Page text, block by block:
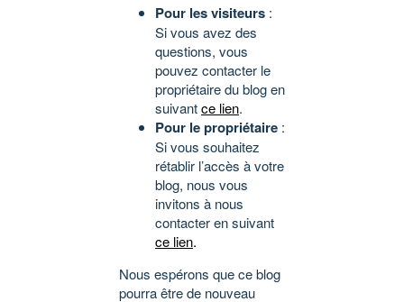
Pour les visiteurs :
Si vous avez des
questions, vous
pouvez contacter le
propriétaire du blog en
suivantce lien.
Pour le propriétaire :
Si vous souhaitez
rétablir l’accès à votre
blog, nous vous
invitons à nous
contacter en suivant
ce lien.
Nous espérons que ce blog
pourra être de nouveau